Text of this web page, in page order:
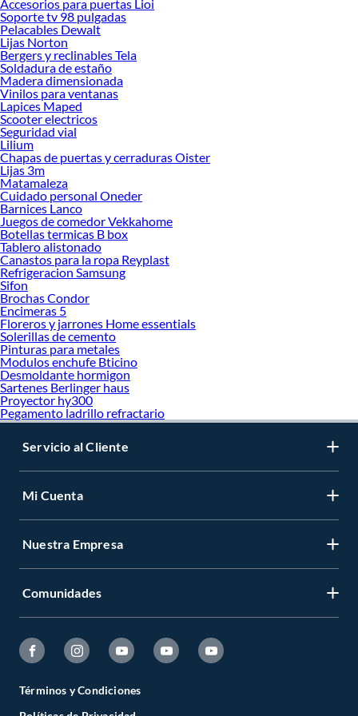
renovación de espacios. ¡Visítanos y descubre todo lo que tenemos para
ofrecerte!
Encuentra una amplia variedad de productos de Sofás en Sodimac. Encuentra
todo lo necesario para tus proyectos de renovación y decoración. ¡Visítanos y
haz tus ideas realidad!
Accesorios para puertas Lioi
Soporte tv 98 pulgadas
Pelacables Dewalt
Lijas Norton
Bergers y reclinables Tela
Soldadura de estaño
Madera dimensionada
Vinilos para ventanas
Lapices Maped
Scooter electricos
Seguridad vial
Lilium
Chapas de puertas y cerraduras Oister
Lijas 3m
Matamaleza
Cuidado personal Oneder
Barnices Lanco
Juegos de comedor Vekkahome
Botellas termicas B box
Tablero alistonado
Canastos para la ropa Reyplast
Refrigeracion Samsung
Sifon
Brochas Condor
Encimeras 5
Floreros y jarrones Home essentials
Solerillas de cemento
Pinturas para metales
Modulos enchufe Bticino
Desmoldante hormigon
Sartenes Berlinger haus
Proyector hy300
Pegamento ladrillo refractario
Servicio al Cliente
Mi Cuenta
Nuestra Empresa
Comunidades
Términos y Condiciones